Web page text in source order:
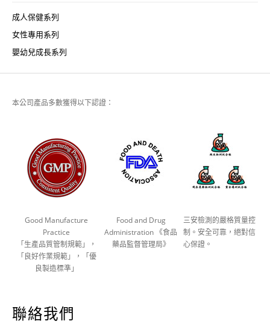
成人保健系列
女性專用系列
嬰幼兒成長系列
本公司產品多數獲得以下認證：
Good Manufacture
Practice
「生產品質管制規範」，
「良好作業規範」，「優
良製造標準」
Food and Drug
Administration 《食品
藥品監督管理局》
三安檢測的嚴格質量控
制。安全可靠，絕對信
心保證。
聯絡我們